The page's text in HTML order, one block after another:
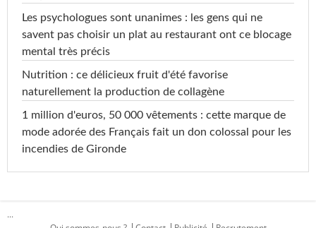
Les psychologues sont unanimes : les gens qui ne
savent pas choisir un plat au restaurant ont ce blocage
mental très précis
Nutrition : ce délicieux fruit d'été favorise
naturellement la production de collagène
1 million d'euros, 50 000 vêtements : cette marque de
mode adorée des Français fait un don colossal pour les
incendies de Gironde
...